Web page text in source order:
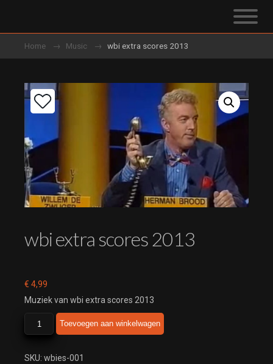
Home Music wbi extra scores 2013
wbi extra scores 2013
€ 4,99
Muziek van wbi extra scores 2013
extra
2013
Toevoegen aan winkelwagen
SKU: wbies-001